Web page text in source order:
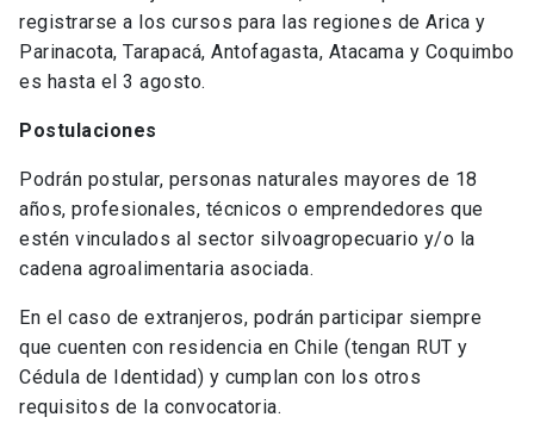
registrarse a los cursos para las regiones de Arica y
Parinacota, Tarapacá, Antofagasta, Atacama y Coquimbo
es hasta el 3 agosto.
Postulaciones
Podrán postular, personas naturales mayores de 18
años, profesionales, técnicos o emprendedores que
estén vinculados al sector silvoagropecuario y/o la
cadena agroalimentaria asociada.
En el caso de extranjeros, podrán participar siempre
que cuenten con residencia en Chile (tengan RUT y
Cédula de Identidad) y cumplan con los otros
requisitos de la convocatoria.